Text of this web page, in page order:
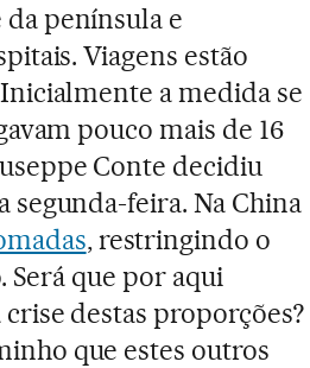
península e
Viagens estão
a medida se
pouco mais de 16
Conte decidiu
feira. Na China
, restringindo o
que por aqui
destas proporções?
que estes outros